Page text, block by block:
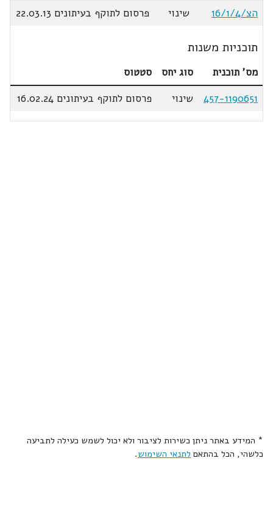
הצ/16/1/4
שינוי פרסום לתוקף בעיתונים 22.03.13
תוכניות משנות
מס' תוכנית סוג יחס
סטטוס
457-1190651
שינוי פרסום לתוקף בעיתונים 16.02.24
* המידע באתר ניתן כשירות לציבור ולא יכול לשמש כעילה לתביעה
כלשהי, הכל בהתאם לתנאי השימוש.